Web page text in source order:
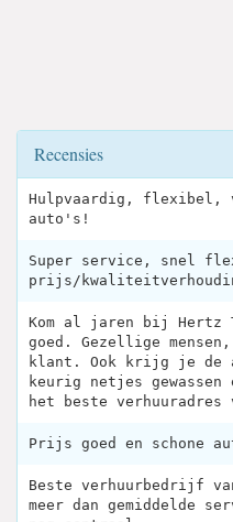
Recensies
Hulpvaardig, flexibel,
auto's!
Super service, snel
prijs/
Kom al jaren bij Hertz
goed. Gezellige
klant. Ook krijg je de
keurig netjes gewassen
het beste verhuuradres
Prijs goed en schone
Beste verhuurbedrijf
meer dan gemiddelde